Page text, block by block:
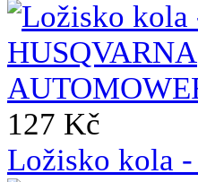
127 Kč
Ložisko kola